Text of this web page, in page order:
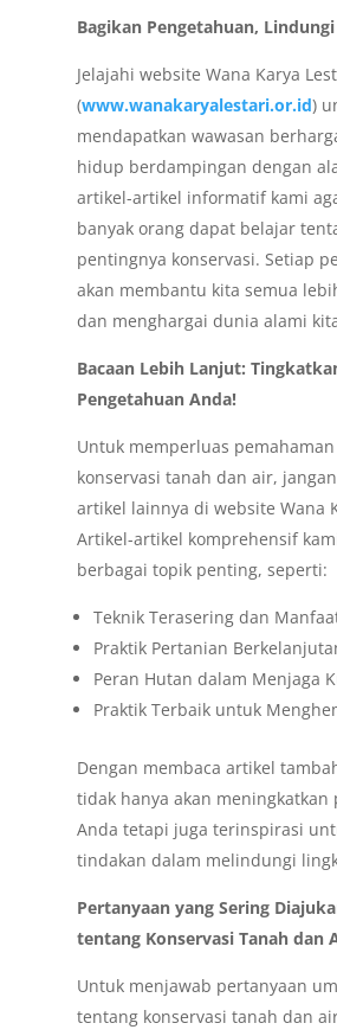
Bagikan Pengetahuan,
Jelajahi website Wana Karya
(www.wanakaryalestari.or.id)
mendapatkan wawasan
hidup berdampingan dengan
artikel-artikel informatif kami
banyak orang dapat belajar
pentingnya konservasi. Setiap
akan membantu kita semua
dan menghargai dunia alami
Bacaan Lebih Lanjut:
Pengetahuan Anda!
Untuk memperluas
konservasi tanah dan air,
artikel lainnya di website Wana
Artikel-artikel komprehensif
berbagai topik penting, seperti:
Teknik Terasering dan
Praktik Pertanian
Peran Hutan dalam Menjaga
Praktik Terbaik untuk
Dengan membaca artikel
tidak hanya akan meningkatkan
Anda tetapi juga terinspirasi
tindakan dalam melindungi
Pertanyaan yang Sering
tentang Konservasi Tanah dan
Untuk menjawab pertanyaan
tentang konservasi tanah dan